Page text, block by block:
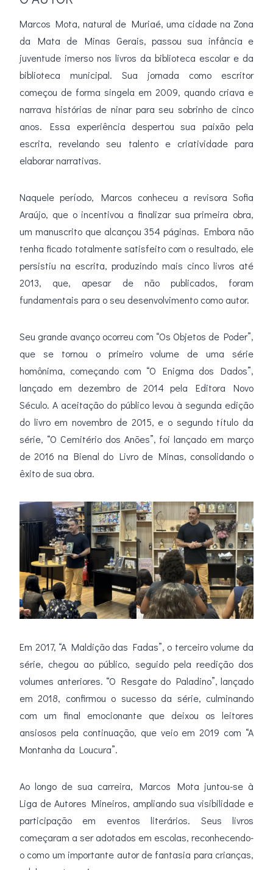
Marcos Mota, natural de Muriaé, uma cidade na Zona
da Mata de Minas Gerais, passou sua infância e
juventude imerso nos livros da biblioteca escolar e da
biblioteca municipal. Sua jornada como escritor
começou de forma singela em 2009, quando criava e
narrava histórias de ninar para seu sobrinho de cinco
anos. Essa experiência despertou sua paixão pela
escrita, revelando seu talento e criatividade para
elaborar narrativas.
Naquele período, Marcos conheceu a revisora Sofia
Araújo, que o incentivou a finalizar sua primeira obra,
um manuscrito que alcançou 354 páginas. Embora não
tenha ficado totalmente satisfeito com o resultado, ele
persistiu na escrita, produzindo mais cinco livros até
2013, que, apesar de não publicados, foram
fundamentais para o seu desenvolvimento como autor.
Seu grande avanço ocorreu com “Os Objetos de Poder”,
que se tornou o primeiro volume de uma série
homônima, começando com “O Enigma dos Dados”,
lançado em dezembro de 2014 pela Editora Novo
Século. A aceitação do público levou à segunda edição
do livro em novembro de 2015, e o segundo título da
série, “O Cemitério dos Anões”, foi lançado em março
de 2016 na Bienal do Livro de Minas, consolidando o
êxito de sua obra.
Em 2017, “A Maldição das Fadas”, o terceiro volume da
série, chegou ao público, seguido pela reedição dos
volumes anteriores. “O Resgate do Paladino”, lançado
em 2018, confirmou o sucesso da série, culminando
com um final emocionante que deixou os leitores
ansiosos pela continuação, que veio em 2019 com “A
Montanha da Loucura”.
Ao longo de sua carreira, Marcos Mota juntou-se à
Liga de Autores Mineiros, ampliando sua visibilidade e
participação em eventos literários. Seus livros
começaram a ser adotados em escolas, reconhecendo-
o como um importante autor de fantasia para crianças,